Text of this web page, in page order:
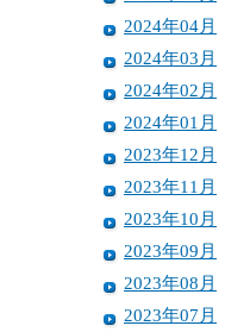
2024年04月
2024年03月
2024年02月
2024年01月
2023年12月
2023年11月
2023年10月
2023年09月
2023年08月
2023年07月